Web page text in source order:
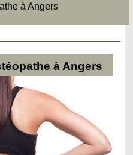
à Angers
à Angers